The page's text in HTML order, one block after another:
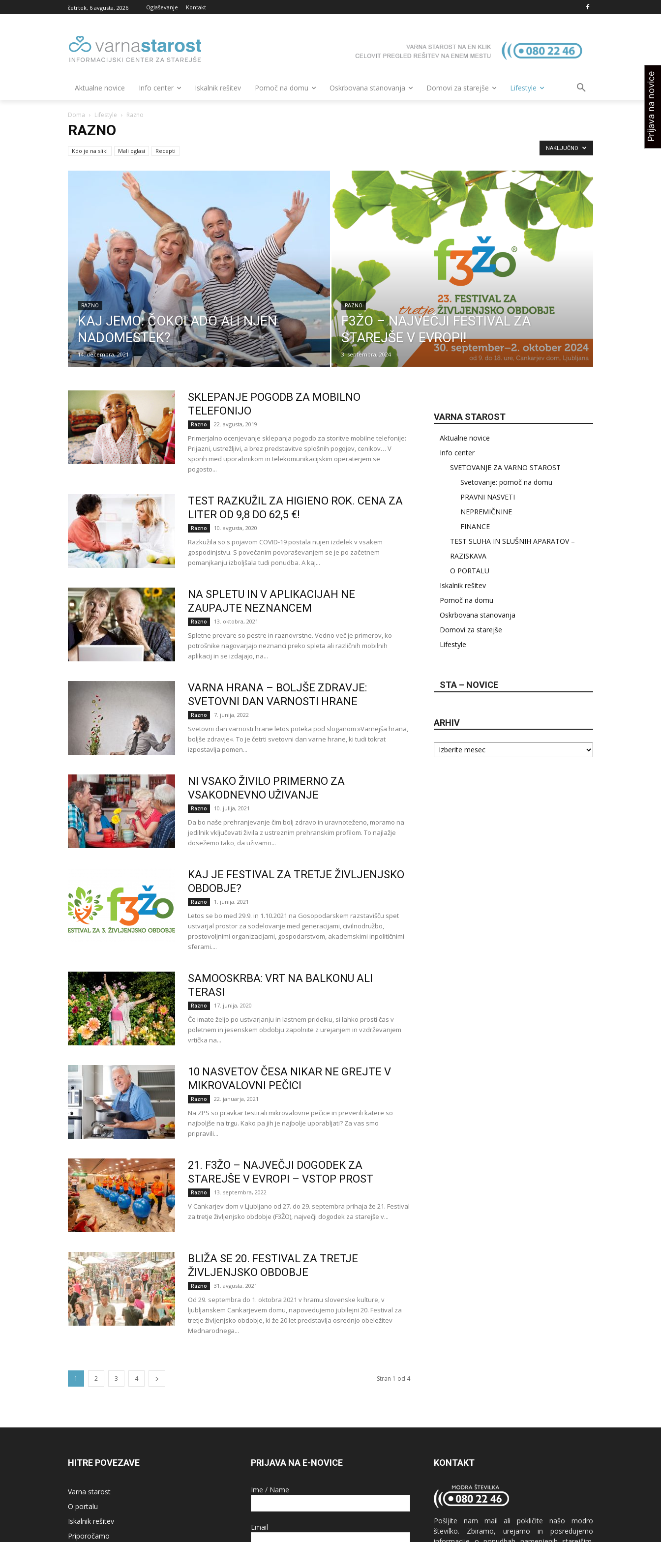
četrtek, 6 avgusta, 2026 Oglaševanje Kontakt
Aktualne novice Info center Iskalnik rešitev Pomoč na domu Oskrbovana stanovanja Domovi za starejše Lifestyle
Doma Lifestyle Razno
RAZNO
Kdo je na sliki Mali oglasi Recepti NAKLJUČNO
RAZNO
KAJ JEMO: ČOKOLADO ALI NJEN
NADOMESTEK?
14. decembra, 2021
RAZNO
F3ŽO – NAJVEČJI FESTIVAL ZA
STAREJŠE V EVROPI!
3. septembra, 2024
SKLEPANJE POGODB ZA MOBILNO
TELEFONIJO
Razno 22. avgusta, 2019
Primerjalno ocenjevanje sklepanja pogodb za storitve mobilne telefonije:
Prijazni, ustrežljivi, a brez predstavitve splošnih pogojev, cenikov… V
sporih med uporabnikom in telekomunikacijskim operaterjem se
pogosto...
TEST RAZKUŽIL ZA HIGIENO ROK. CENA ZA
LITER OD 9,8 DO 62,5 €!
Razno 10. avgusta, 2020
Razkužila so s pojavom COVID-19 postala nujen izdelek v vsakem
gospodinjstvu. S povečanim povpraševanjem se je po začetnem
pomanjkanju izboljšala tudi ponudba. A kaj...
NA SPLETU IN V APLIKACIJAH NE
ZAUPAJTE NEZNANCEM
Razno 13. oktobra, 2021
Spletne prevare so pestre in raznovrstne. Vedno več je primerov, ko
potrošnike nagovarjajo neznanci preko spleta ali različnih mobilnih
aplikacij in se izdajajo, na...
VARNA HRANA – BOLJŠE ZDRAVJE:
SVETOVNI DAN VARNOSTI HRANE
Razno 7. junija, 2022
Svetovni dan varnosti hrane letos poteka pod sloganom »Varnejša hrana,
boljše zdravje«. To je četrti svetovni dan varne hrane, ki tudi tokrat
izpostavlja pomen...
NI VSAKO ŽIVILO PRIMERNO ZA
VSAKODNEVNO UŽIVANJE
Razno 10. julija, 2021
Da bo naše prehranjevanje čim bolj zdravo in uravnoteženo, moramo na
jedilnik vključevati živila z ustreznim prehranskim profilom. To najlažje
dosežemo tako, da uživamo...
KAJ JE FESTIVAL ZA TRETJE ŽIVLJENJSKO
OBDOBJE?
Razno 1. junija, 2021
Letos se bo med 29.9. in 1.10.2021 na Gosopodarskem razstavišču spet
ustvarjal prostor za sodelovanje med generacijami, civilnodružbo,
prostovoljnimi organizacijami, gospodarstvom, akademskimi inpolitičnimi
sferami....
SAMOOSKRBA: VRT NA BALKONU ALI
TERASI
Razno 17. junija, 2020
Če imate željo po ustvarjanju in lastnem pridelku, si lahko prosti čas v
poletnem in jesenskem obdobju zapolnite z urejanjem in vzdrževanjem
vrtička na...
10 NASVETOV ČESA NIKAR NE GREJTE V
MIKROVALOVNI PEČICI
Razno 22. januarja, 2021
Na ZPS so pravkar testirali mikrovalovne pečice in preverili katere so
najboljše na trgu. Kako pa jih je najbolje uporabljati? Za vas smo
pripravili...
21. F3ŽO – NAJVEČJI DOGODEK ZA
STAREJŠE V EVROPI – VSTOP PROST
Razno 13. septembra, 2022
V Cankarjev dom v Ljubljano od 27. do 29. septembra prihaja že 21. Festival
za tretje življenjsko obdobje (F3ŽO), največji dogodek za starejše v...
BLIŽA SE 20. FESTIVAL ZA TRETJE
ŽIVLJENJSKO OBDOBJE
Razno 31. avgusta, 2021
Od 29. septembra do 1. oktobra 2021 v hramu slovenske kulture, v
ljubljanskem Cankarjevem domu, napovedujemo jubilejni 20. Festival za
tretje življenjsko obdobje, ki že 20 let predstavlja osrednjo obeležitev
Mednarodnega...
1 2 3 4 Stran 1 od 4
VARNA STAROST
Aktualne novice
Info center
SVETOVANJE ZA VARNO STAROST
Svetovanje: pomoč na domu
PRAVNI NASVETI
NEPREMIČNINE
FINANCE
TEST SLUHA IN SLUŠNIH APARATOV –
RAZISKAVA
O PORTALU
Iskalnik rešitev
Pomoč na domu
Oskrbovana stanovanja
Domovi za starejše
Lifestyle
STA – NOVICE
ARHIV
Arhiv
HITRE POVEZAVE
Varna starost
O portalu
Iskalnik rešitev
Priporočamo
PRIJAVA NA E-NOVICE
Ime / Name
Email
KONTAKT
Pošljite nam mail ali pokličite našo modro
številko. Zbiramo, urejamo in posredujemo
Prijava na novice